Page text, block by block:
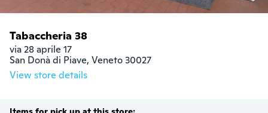
Tabaccheria 38
via 28 aprile 17
San Donà di Piave, Veneto 30027
View store details